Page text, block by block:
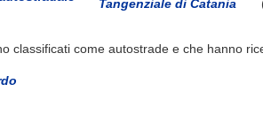
Tangenziale di Catania
classificati come autostrade e che hanno